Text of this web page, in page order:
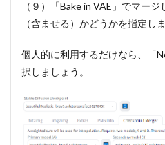
（９）「Bake in VAE」でマー
（含ませる）かどうかを指定しま
個人的に利用するだけなら、「
択しましょう。